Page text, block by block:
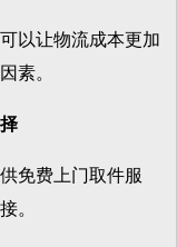
以让物流成本更加
素。
免费上门取件服
。